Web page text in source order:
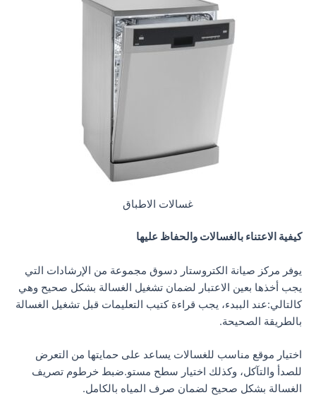
غسالات الاطباق
كيفية الاعتناء بالغسالات والحفاظ عليها
يوفر مركز صيانة الكتروستار دسوق مجموعة من الإرشادات التي
يجب أخذها بعين الاعتبار لضمان تشغيل الغسالة بشكل صحيح وهي
كالتالي:عند الببدء، يجب قراءة كتيب التعليمات قبل تشغيل الغسالة
بالطريقة الصحيحة.
اختيار موقع مناسب للغسالات يساعد على حمايتها من التعرض
للصدأ والتآكل، وكذلك اختيار سطح مستو.ضبط خرطوم تصريف
الغسالة بشكل صحيح لضمان صرف المياه بالكامل.